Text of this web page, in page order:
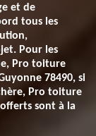
et de
tous les
Pour les
Pro toiture
78490, si
Pro toiture
sont à la